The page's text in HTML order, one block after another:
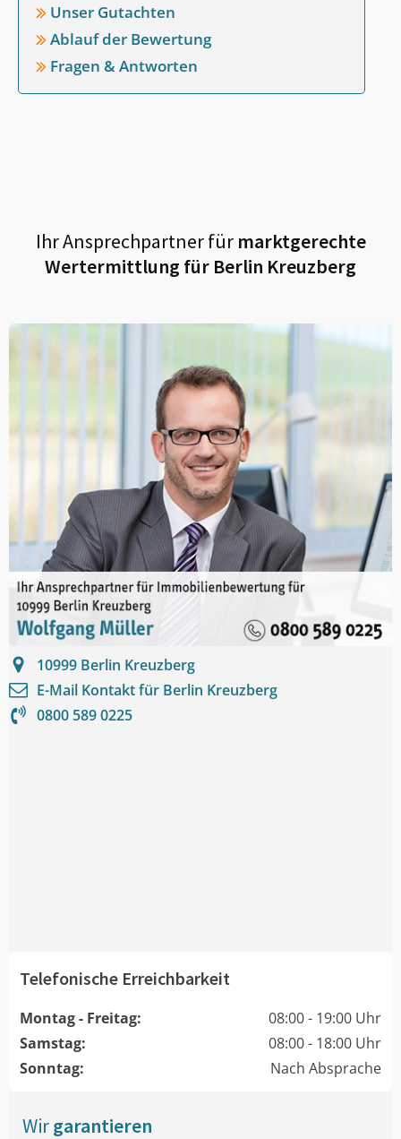
Unser Gutachten
Ablauf der Bewertung
Fragen & Antworten
Ihr Ansprechpartner fürmarktgerechte
Wertermittlung für Berlin Kreuzberg
10999 Berlin Kreuzberg
E-Mail Kontakt für Berlin Kreuzberg
0800 589 0225
Telefonische Erreichbarkeit
Montag - Freitag:
08:00 - 19:00 Uhr
Samstag:
08:00 - 18:00 Uhr
Sonntag:
Nach Absprache
Wirgarantieren